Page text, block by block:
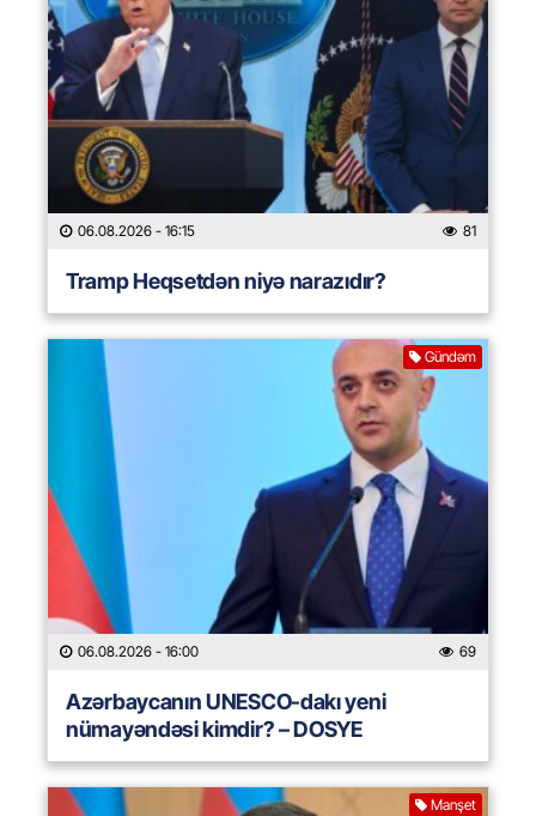
06.08.2026 - 16:15 81
Tramp Heqsetdən niyə narazıdır?
Gündəm
06.08.2026 - 16:00 69
Azərbaycanın UNESCO-dakı yeni
nümayəndəsi kimdir? – DOSYE
Manşet